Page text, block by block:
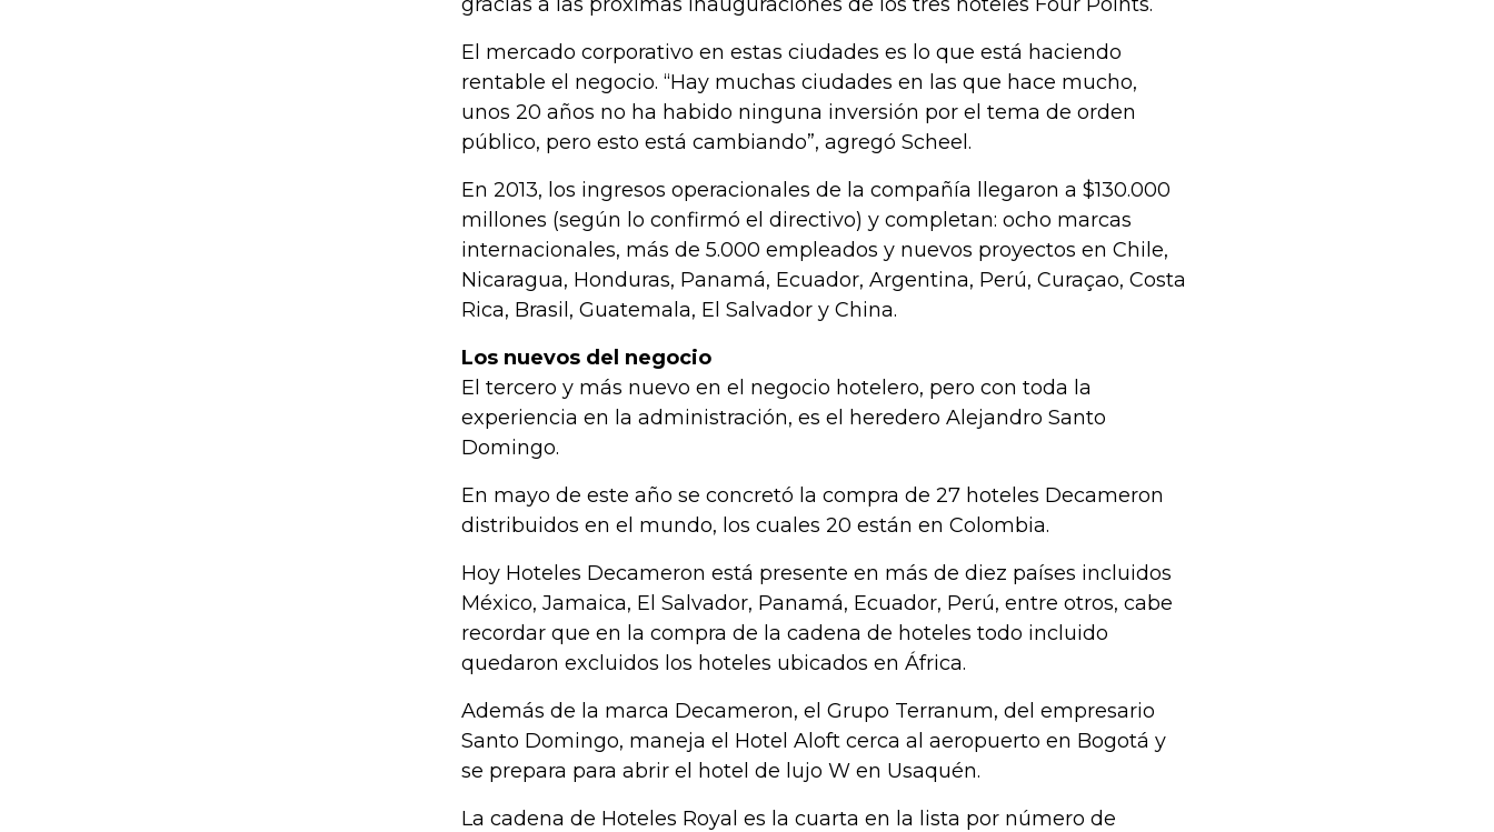
El mercado corporativo en estas ciudades es lo que está haciendo
rentable el negocio. “Hay muchas ciudades en las que hace mucho,
unos 20 años no ha habido ninguna inversión por el tema de orden
público, pero esto está cambiando”, agregó Scheel.
En 2013, los ingresos operacionales de la compañía llegaron a $130.000
millones (según lo confirmó el directivo) y completan: ocho marcas
internacionales, más de 5.000 empleados y nuevos proyectos en Chile,
Nicaragua, Honduras, Panamá, Ecuador, Argentina, Perú, Curaçao, Costa
Rica, Brasil, Guatemala, El Salvador y China.
Los nuevos del negocio
El tercero y más nuevo en el negocio hotelero, pero con toda la
experiencia en la administración, es el heredero Alejandro Santo
Domingo.
En mayo de este año se concretó la compra de 27 hoteles Decameron
distribuidos en el mundo, los cuales 20 están en Colombia.
Hoy Hoteles Decameron está presente en más de diez países incluidos
México, Jamaica, El Salvador, Panamá, Ecuador, Perú, entre otros, cabe
recordar que en la compra de la cadena de hoteles todo incluido
quedaron excluidos los hoteles ubicados en África.
Además de la marca Decameron, el Grupo Terranum, del empresario
Santo Domingo, maneja el Hotel Aloft cerca al aeropuerto en Bogotá y
se prepara para abrir el hotel de lujo W en Usaquén.
La cadena de Hoteles Royal es la cuarta en la lista por número de